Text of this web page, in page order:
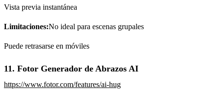
Vista previa instantánea
Limitaciones:No ideal para escenas grupales
Puede retrasarse en móviles
11. Fotor Generador de Abrazos AI
https://www.fotor.com/features/ai-hug